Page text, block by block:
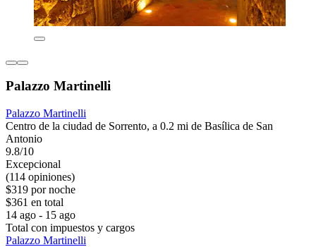
Palazzo Martinelli
Palazzo Martinelli
Centro de la ciudad de Sorrento, a 0.2 mi de Basílica de San
Antonio
9.8/10
Excepcional
(114 opiniones)
$319 por noche
$361 en total
14 ago - 15 ago
Total con impuestos y cargos
Palazzo Martinelli